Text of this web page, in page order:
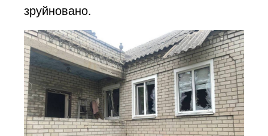
зруйновано.